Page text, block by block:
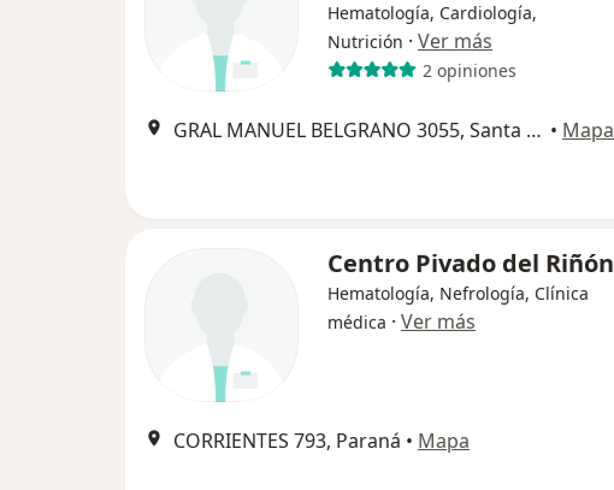
Hematología, Cardiología,
Nutrición · Ver más
2 opiniones
GRAL MANUEL BELGRANO 3055, Santa Fe Capital • Mapa
Centro Pivado del Riñón
Hematología, Nefrología, Clínica
médica · Ver más
CORRIENTES 793, Paraná • Mapa